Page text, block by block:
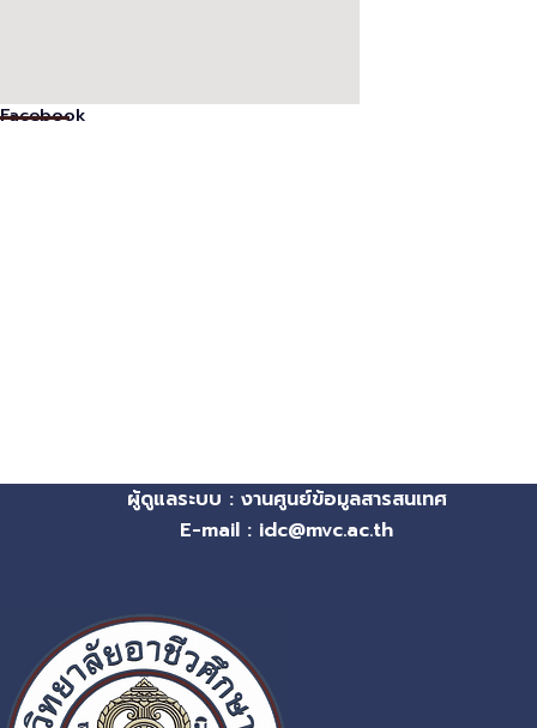
Facebook
ผู้ดูแลระบบ : งานศูนย์ข้อมูลสารสนเทศ
E-mail : idc@mvc.ac.th